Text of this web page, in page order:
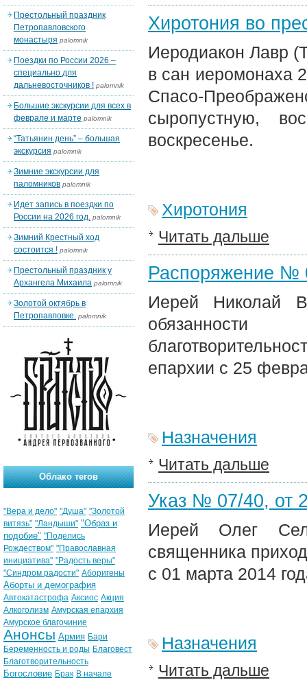
Хиротония во
Иеродиакон Лавр
в сан иеромонаха
Спасо-
сыропустную,
воскресенье.
Хиротония
Читать дальше
Распоряжение №
Иерей Николай
обязанности
епархии с 25
Назначения
Читать дальше
Указ № 07/40, от
Иерей Олег
священника
с 01 марта 2014
Назначения
Читать дальше
Престольный праздник
Петропавловского
монастыря palomnik
Поездки по России 2026 –
специально для
дальневосточников ! palomnik
Большие экскурсии для всех в
феврале и марте palomnik
“Татьянин день” – большая
экскурсия palomnik
Зимние экскурсии для
паломников palomnik
Идет запись в поездки по
России на 2026 год. palomnik
Зимний Крестный ход
состоится ! palomnik
Престольный праздник у
Архангела Михаила palomnik
Золотой октябрь в
Петропавловке. palomnik
Облако тегов
"Вера и дело" "Душа" "Золотой
витязь" "Ландыши" "Образ и
подобие" "Поделись
Рождеством" "Православная
инициатива" "Радость веры"
"Синдром радости" Аборигены
Аборты и демография
Автокатастрофа Аксиос Акция
Алкоголизм Амурская епархия
Амурское благочиние
Анонсы Армия Бари
Беременность и роды Благовест
Благотворительность
Богословие Брак В начале